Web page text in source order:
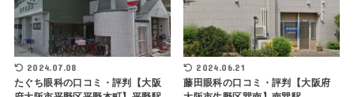
2024.07.08
たぐち眼科の口コミ・評判【大阪
2024.06.21
藤田眼科の口コミ・評判【大阪府